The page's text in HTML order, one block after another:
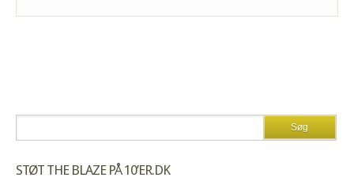
STØT THE BLAZE PÅ 10’ER.DK